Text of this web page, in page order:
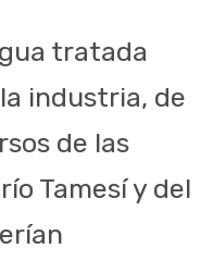
tratada
industria, de
de las
Tamesí y del